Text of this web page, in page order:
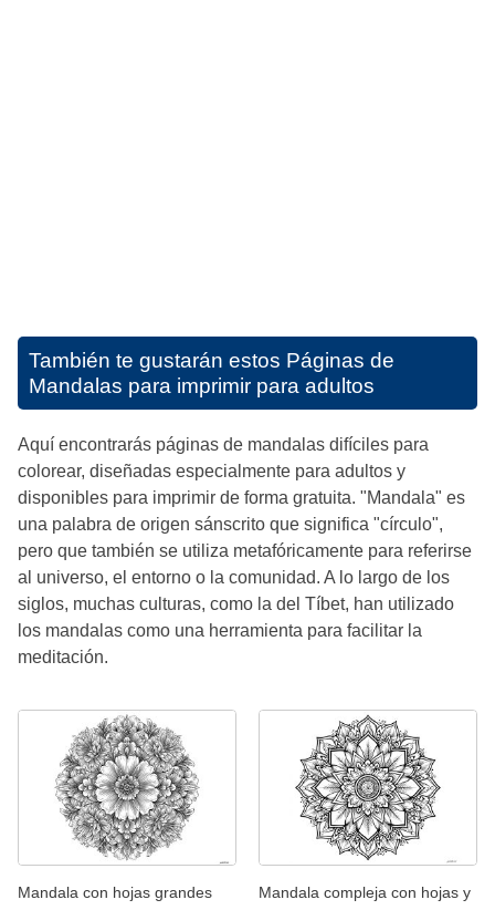
También te gustarán estos Páginas de
Mandalas para imprimir para adultos
Aquí encontrarás páginas de mandalas difíciles para
colorear, diseñadas especialmente para adultos y
disponibles para imprimir de forma gratuita. "Mandala" es
una palabra de origen sánscrito que significa "círculo",
pero que también se utiliza metafóricamente para referirse
al universo, el entorno o la comunidad. A lo largo de los
siglos, muchas culturas, como la del Tíbet, han utilizado
los mandalas como una herramienta para facilitar la
meditación.
Mandala con hojas grandes
Mandala compleja con hojas y